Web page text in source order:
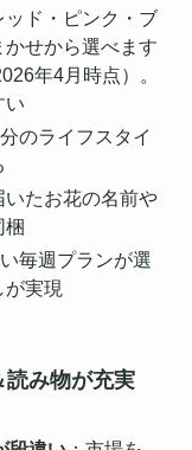
ッド・ピンク・ブ
せから選べます
年4月時点）。
い
のライフスタイ
いたお花の名前や
梱
毎週プランが選
実現
読み物が充実